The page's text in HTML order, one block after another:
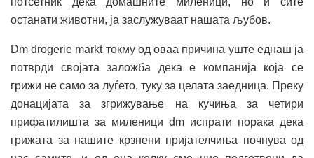
останати животни, ја заслужуваат нашата љубов.
Dm drogerie markt токму од оваа причина уште еднаш ја
потврди својата заложба дека е компанија која се
грижи не само за луѓето, туку за целата заедница. Преку
донацијата за згрижување на кучиња за четири
прифатилишта за миленици dm испрати порака дека
грижата за нашите крзнени пријателчиња почнува од